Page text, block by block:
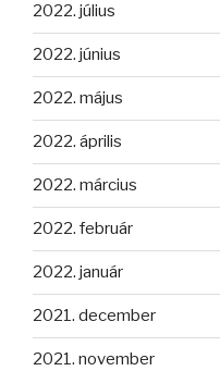
2022. július
2022. június
2022. május
2022. április
2022. március
2022. február
2022. január
2021. december
2021. november